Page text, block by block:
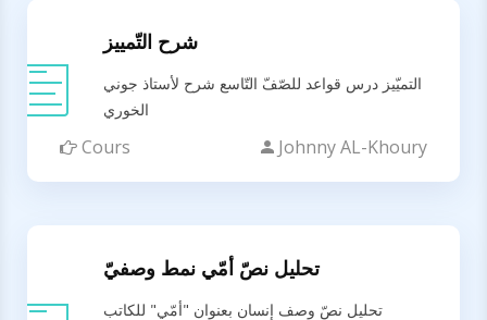
شرح التّمييز
التميّيز درس قواعد للصّفّ التّاسع شرح لأستاذ جوني
الخوري
Cours Johnny AL-Khoury
تحليل نصّ أمّي نمط وصفيّ
تحليل نصّ وصف إنسان بعنوان "أمّي" للكاتب